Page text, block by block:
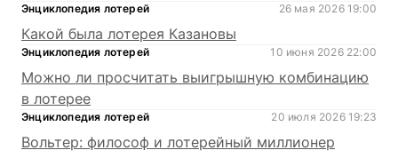
Энциклопедия лотерей 26 мая 2026 19:00
Какой была лотерея Казановы
Энциклопедия лотерей 10 июня 2026 22:00
Можно ли просчитать выигрышную комбинацию
в лотерее
Энциклопедия лотерей 20 июля 2026 19:23
Вольтер: философ и лотерейный миллионер